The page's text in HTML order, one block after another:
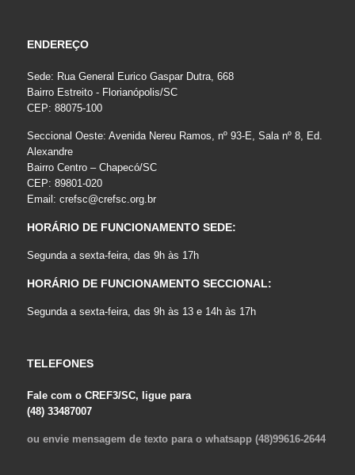
ENDEREÇO
Sede: Rua General Eurico Gaspar Dutra, 668
Bairro Estreito - Florianópolis/SC
CEP: 88075-100
Seccional Oeste: Avenida Nereu Ramos, nº 93-E, Sala nº 8, Ed.
Alexandre
Bairro Centro – Chapecó/SC
CEP: 89801-020
Email: crefsc@crefsc.org.br
HORÁRIO DE FUNCIONAMENTO SEDE:
Segunda a sexta-feira, das 9h às 17h
HORÁRIO DE FUNCIONAMENTO SECCIONAL:
Segunda a sexta-feira, das 9h às 13 e 14h às 17h
TELEFONES
Fale com o CREF3/SC, ligue para
(48) 33487007
ou envie mensagem de texto para o whatsapp (48)99616-2644